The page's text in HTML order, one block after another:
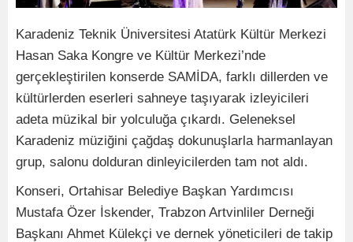
Karadeniz Teknik Üniversitesi Atatürk Kültür Merkezi
Hasan Saka Kongre ve Kültür Merkezi’nde
gerçekleştirilen konserde SAMİDA, farklı dillerden ve
kültürlerden eserleri sahneye taşıyarak izleyicileri
adeta müzikal bir yolculuğa çıkardı. Geleneksel
Karadeniz müziğini çağdaş dokunuşlarla harmanlayan
grup, salonu dolduran dinleyicilerden tam not aldı.
Konseri, Ortahisar Belediye Başkan Yardımcısı
Mustafa Özer İskender, Trabzon Artvinliler Derneği
Başkanı Ahmet Külekçi ve dernek yöneticileri de takip